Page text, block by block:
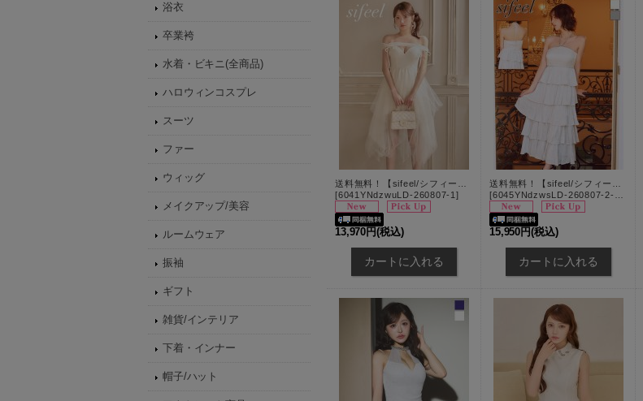
浴衣
卒業袴
水着・ビキニ(全商品)
ハロウィンコスプレ
スーツ
ファー
ウィッグ
メイクアップ/美容
ルームウェア
振袖
ギフト
雑貨/インテリア
下着・インナー
帽子/ハット
[6041YNdzwuLD-260807-1 ]
13,970円(税込)
[6045YNdzwsLD-260807-2-CC
15,950円(税込)